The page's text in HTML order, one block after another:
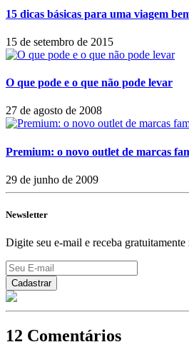
15 dicas básicas para uma viagem
15 de setembro de 2015
O que pode e o que não pode levar
27 de agosto de 2008
Premium: o novo outlet de marcas
29 de junho de 2009
Newsletter
Digite seu e-mail e receba gratuitamente
12 Comentários